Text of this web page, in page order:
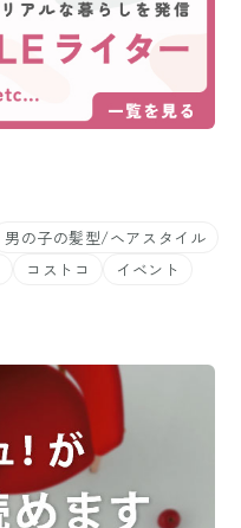
男の子の髪型/ヘアスタイル
コストコ
イベント